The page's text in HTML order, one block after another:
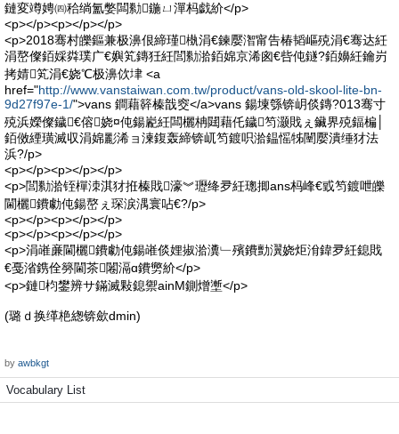
鏈変竴娉㈣秴绱氳嫳闆勬鍦ㄩ潬杩戯紒</p>
<p></p><p></p></p>
<p>2018骞村皪鏂兼极濞佷締瑾槸涓€鍊嬮潪甯告椿韬嶇殑涓€骞达紝
涓嶅儏銆婇粦璞广€嬩笂鏄狅紝閭勬湁銆婂京浠囪€呰伅鐩?銆嬶紝鑰岃
拷婧笂涓€娆℃极濞佽垏 <a
href="http://www.vanstaiwan.com.tw/product/vans-old-skool-lite-bn-
9d27f97e-1/">vans 鐧藉簳榛戠窔</a>vans 鍚堜綔锛岄倓鏄?013骞寸
殑浜嬫儏鐬€傛娆¤伅鍚嶏紝闆欐柟閮藉仛鐬笉灏戝ぇ鑶界殑鍢楄│
銆傚緸璜滅収涓婂彲浠ョ湅鍑轰締锛屼笉鍍呮湁鎾愮牬闉嬮潰缍犲法
浜?/p>
<p></p><p></p></p>
<p>閭勬湁铚樿洓淇犲拰榛戝濠︾瓑绛夛紝璁揤ans杩峰€戜笉鍍呭皪
閫欐鐨勮伅鍚嶅ぇ琛涙湡寰呫€?/p>
<p></p><p></p></p>
<p></p><p></p></p>
<p>涓嶉亷閫欐鐨勮伅鍚嶉倓娌掓湁瀵﹂殯鐨勯瀷娆炬洕鍏夛紝鎴戝
€戞渻鎸佺簩閫茶闂滆ɑ鐨勶紒</p>
<p>鏈枃鐢辨サ鏋滅敤鎴禦ainM鍘熷壍</p>
(璐ｄ换缂栬緫锛歛dmin)
by awbkgt
Vocabulary List